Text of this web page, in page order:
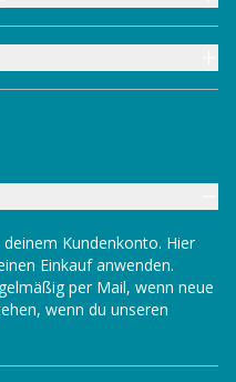
Kundenkonto. Hier
Einkauf anwenden.
per Mail, wenn neue
wenn du unseren